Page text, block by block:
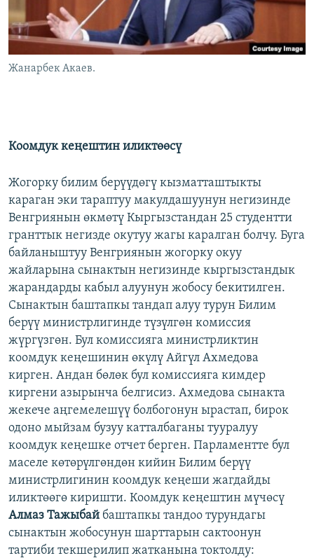
Жанарбек Акаев.
Коомдук кеңештин иликтөөсү
Жогорку билим берүүдөгү кызматташтыкты
караган эки тараптуу макулдашуунун негизинде
Венгриянын өкмөтү Кыргызстандан 25 студентти
гранттык негизде окутуу жагы каралган болчу. Буга
байланыштуу Венгриянын жогорку окуу
жайларына сынактын негизинде кыргызстандык
жарандарды кабыл алуунун жобосу бекитилген.
Сынактын баштапкы тандап алуу турун Билим
берүү министрлигинде түзүлгөн комиссия
жүргүзгөн. Бул комиссияга министрликтин
коомдук кеңешинин өкүлү Айгүл Ахмедова
кирген. Андан бөлөк бул комиссияга кимдер
киргени азырынча белгисиз. Ахмедова сынакта
жекече аңгемелешүү болбогонун ырастап, бирок
одоно мыйзам бузуу катталбаганы тууралуу
коомдук кеңешке отчет берген. Парламентте бул
маселе көтөрүлгөндөн кийин Билим берүү
министрлигинин коомдук кеңеши жагдайды
иликтөөгө киришти. Коомдук кеңештин мүчөсү
Алмаз Тажыбай баштапкы тандоо турундагы
сынактын жобосунун шарттарын сактоонун
тартиби текшерилип жатканына токтолду: